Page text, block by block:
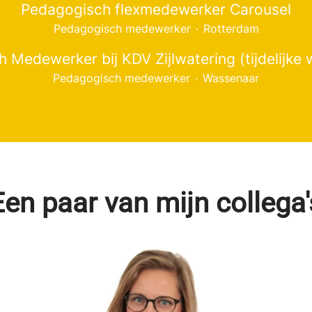
Pedagogisch flexmedewerker Carousel
Pedagogisch medewerker · Rotterdam
Medewerker bij KDV Zijlwatering (tijdelijke
Pedagogisch medewerker · Wassenaar
paar van mijn